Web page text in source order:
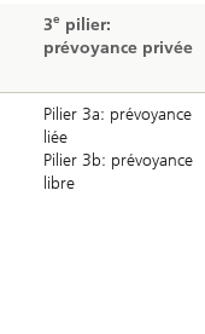
3e pilier:
prévoyance privée
Pilier 3a: prévoyance
liée
Pilier 3b: prévoyance
libre